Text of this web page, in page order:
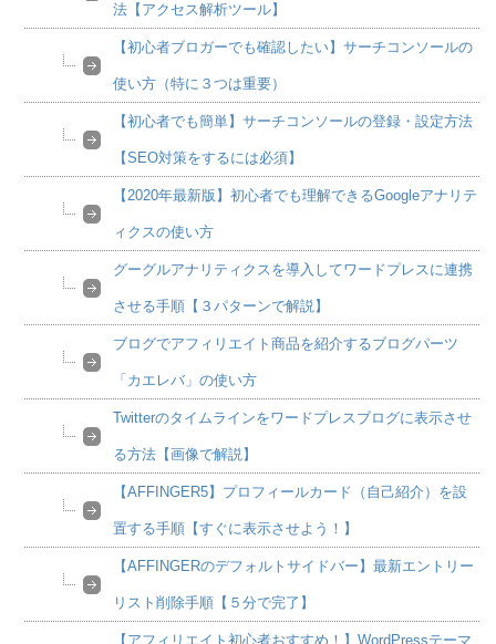
法【アクセス解析ツール】
【初心者ブロガーでも確認したい】サーチコンソールの
使い方（特に３つは重要）
【初心者でも簡単】サーチコンソールの登録・設定方法
【SEO対策をするには必須】
【2020年最新版】初心者でも理解できるGoogleアナリテ
ィクスの使い方
グーグルアナリティクスを導入してワードプレスに連携
させる手順【３パターンで解説】
ブログでアフィリエイト商品を紹介するブログパーツ
「カエレバ」の使い方
Twitterのタイムラインをワードプレスブログに表示させ
る方法【画像で解説】
【AFFINGER5】プロフィールカード（自己紹介）を設
置する手順【すぐに表示させよう！】
【AFFINGERのデフォルトサイドバー】最新エントリー
リスト削除手順【５分で完了】
【アフィリエイト初心者おすすめ！】WordPressテーマ